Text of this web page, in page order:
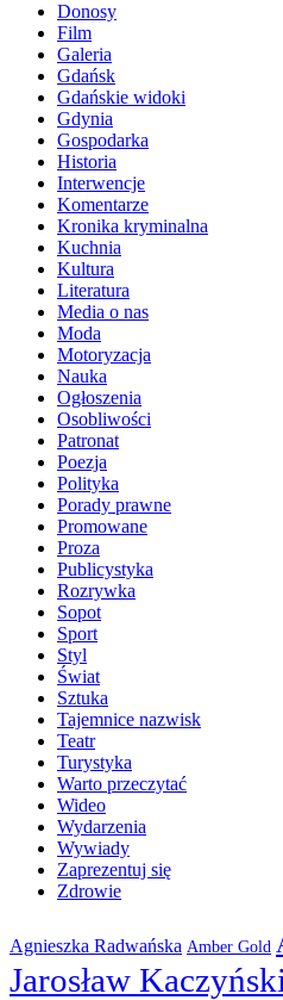
Donosy
Film
Galeria
Gdańsk
Gdańskie widoki
Gdynia
Gospodarka
Historia
Interwencje
Komentarze
Kronika kryminalna
Kuchnia
Kultura
Literatura
Media o nas
Moda
Motoryzacja
Nauka
Ogłoszenia
Osobliwości
Patronat
Poezja
Polityka
Porady prawne
Promowane
Proza
Publicystyka
Rozrywka
Sopot
Sport
Styl
Świat
Sztuka
Tajemnice nazwisk
Teatr
Turystyka
Warto przeczytać
Wideo
Wydarzenia
Wywiady
Zaprezentuj się
Zdrowie
Agnieszka Radwańska Amber Gold
Jarosław Kaczyński